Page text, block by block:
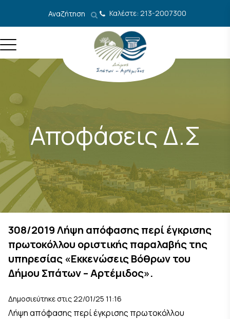
Αναζήτηση Καλέστε: 213-2007300
Αποφάσεις Δ.Σ
308/2019 Λήψη απόφασης περί έγκρισης
πρωτοκόλλου οριστικής παραλαβής της
υπηρεσίας «Εκκενώσεις Βόθρων του
Δήμου Σπάτων – Αρτέμιδος».
Δημοσιεύτηκε στις 22/01/25 11:16
Λήψη απόφασης περί έγκρισης πρωτοκόλλου